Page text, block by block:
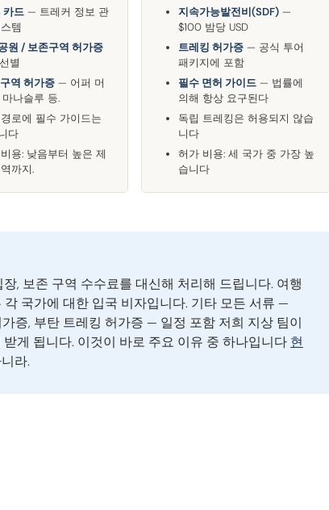
카드— 트레커 정보 관
템
원 / 보존구역 허가증
별
역 허가증— 어퍼 머
마나슬루 등.
로에 필수 가이드는
다
용: 낮음부터 높은 제
까지.
지속가능발전비(SDF) —
$100 밤당 USD
트레킹 허가증 — 공식 투어
패키지에 포함
필수 면허 가이드 — 법률에
의해 항상 요구된다
독립 트레킹은 허용되지 않습
니다
허가 비용: 세 국가 중 가장 높
습니다
, 보존 구역 수수료를 대신해 처리해 드립니다. 여행
국가에 대한 입국 비자입니다. 기타 모든 서류 —
증, 부탄 트레킹 허가증 — 일정 포함 저희 지상 팀이
게 됩니다. 이것이 바로 주요 이유 중 하나입니다 현
라.